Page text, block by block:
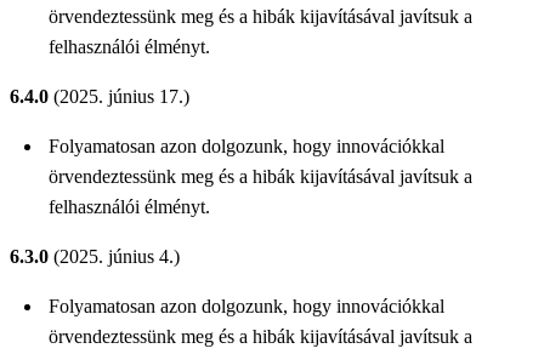
örvendeztessünk meg és a hibák kijavításával javítsuk a
felhasználói élményt.
6.4.0 (2025. június 17.)
Folyamatosan azon dolgozunk, hogy innovációkkal
örvendeztessünk meg és a hibák kijavításával javítsuk a
felhasználói élményt.
6.3.0 (2025. június 4.)
Folyamatosan azon dolgozunk, hogy innovációkkal
örvendeztessünk meg és a hibák kijavításával javítsuk a